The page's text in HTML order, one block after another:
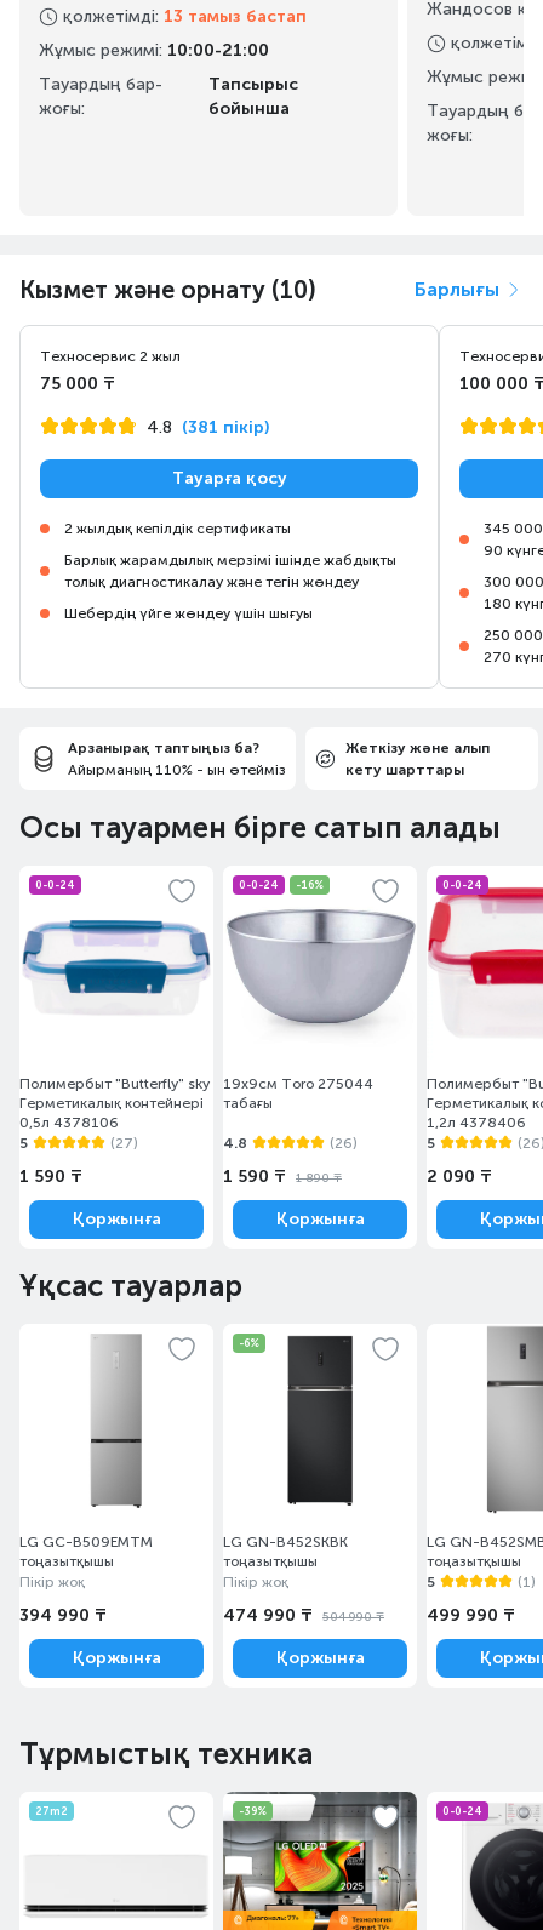
қолжетімді: 13 тамыз бастап
Жұмыс режимі: 10:00-21:00
Тауардың бар-
жоғы:
Тапсырыс
бойынша
Жандосов
қолжетімді
Жұмыс
Тауардың
жоғы:
Кызмет және орнату (10) Барлығы
Техносервис 2 жыл
75 000 ₸
4.8 (381 пікір)
Тауарға қосу
2 жылдық кепілдік сертификаты
Барлық жарамдылық мерзімі ішінде жабдықты
толық диагностикалау және тегін жөндеу
Шебердің үйге жөндеу үшін шығуы
100 000
345 000
90
300 000
180
250 000
270
Арзанырақ таптыңыз ба?
Айырманың 110% - ын өтейміз
Жеткізу және алып
кету шарттары
Осы тауармен бірге сатып алады
0-0-24
Полимербыт "Butterfly" sky
Герметикалық контейнері
0,5л 4378106
5
(27)
1 590 ₸
Қоржынға
0-0-24 -16%
19х9см Toro 275044
табағы
4.8 (26)
1 590 ₸ 1 890 ₸
Қоржынға
0-0-24
Полимербыт
Герметикалық
1,2л 4378406
5
2 090 ₸
Ұқсас тауарлар
LG GC-B509EMTM
тоңазытқышы
Пікір жоқ
394 990 ₸
Қоржынға
-6%
LG GN-B452SKBK
тоңазытқышы
Пікір жоқ
474 990 ₸ 504 990 ₸
Қоржынға
LG GN-
тоңазытқышы
5
(1)
499 990 ₸
Тұрмыстық техника
27m2 -39% 0-0-24